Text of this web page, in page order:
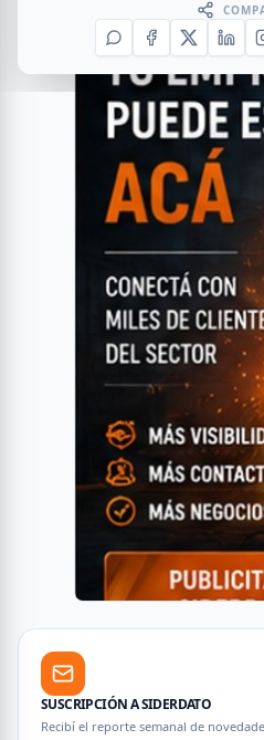
SUSCRIPCIÓN A SIDERDATO
Recibí el reporte semanal de